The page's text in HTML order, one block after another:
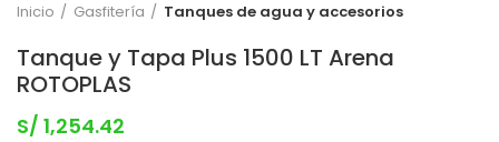
Inicio Gasfitería Tanques de agua y accesorios
Tanque y Tapa Plus 1500 LT Arena
ROTOPLAS
S/ 1,254.42